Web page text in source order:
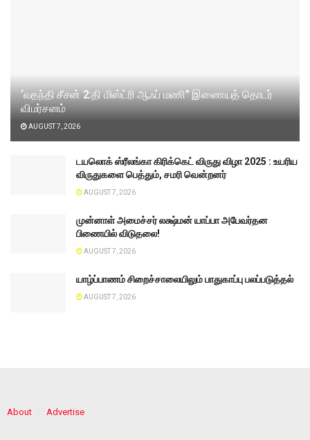
‘வதந்தி சீசன் 2:தி மிஸ்ட்ரி ஆஃப் மணி” இணையத் தொடர்
விமர்சனம்
AUGUST 7, 2026
டயலொக் ஸ்ரீலங்கா கிரிக்கெட் விருது விழா 2025 : உயரிய
விருதுகளை பெத்தும், சமரி வென்றனர்
AUGUST 7, 2026
முன்னாள் அமைச்சர் லக்ஷ்மன் யாப்பா அபேவர்தன
பிணையில் விடுதலை!
AUGUST 7, 2026
யாழ்ப்பாணம் சிறைச்சாலையிலும் பாதுகாப்பு பலப்படுத்தல்
AUGUST 7, 2026
About Advertise